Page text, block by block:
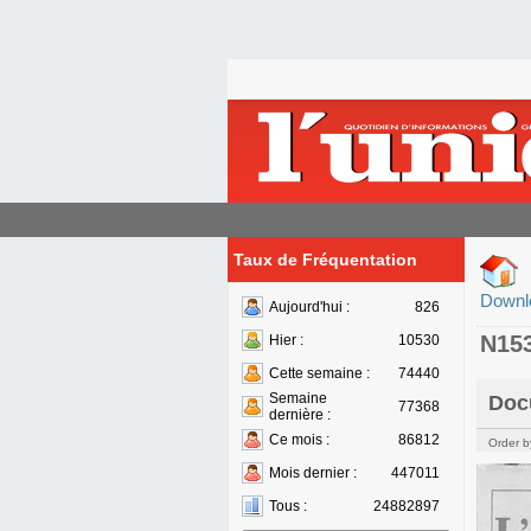
Taux de Fréquentation
Aujourd'hui :
826
Hier :
10530
Cette semaine :
74440
Semaine
dernière :
77368
Ce mois :
86812
Mois dernier :
447011
Tous :
24882897
Order